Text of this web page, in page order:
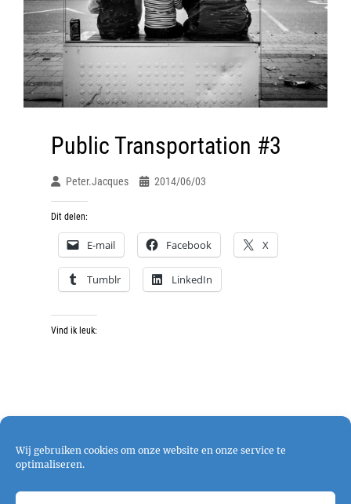
Wij gebruiken cookies om onze website en onze service te
optimaliseren.
Public Transportation #3
Peter.jacques 2014/06/03
Dit delen:
E-mail Facebook X
Tumblr LinkedIn
Vind ik leuk: